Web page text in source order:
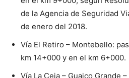
de la Agencia de Seguridad
de enero del 2018.
Vía El Retiro – Montebello:
km 14+000 y en el km 6+000.
Vía La Ceja – Guaico Grande